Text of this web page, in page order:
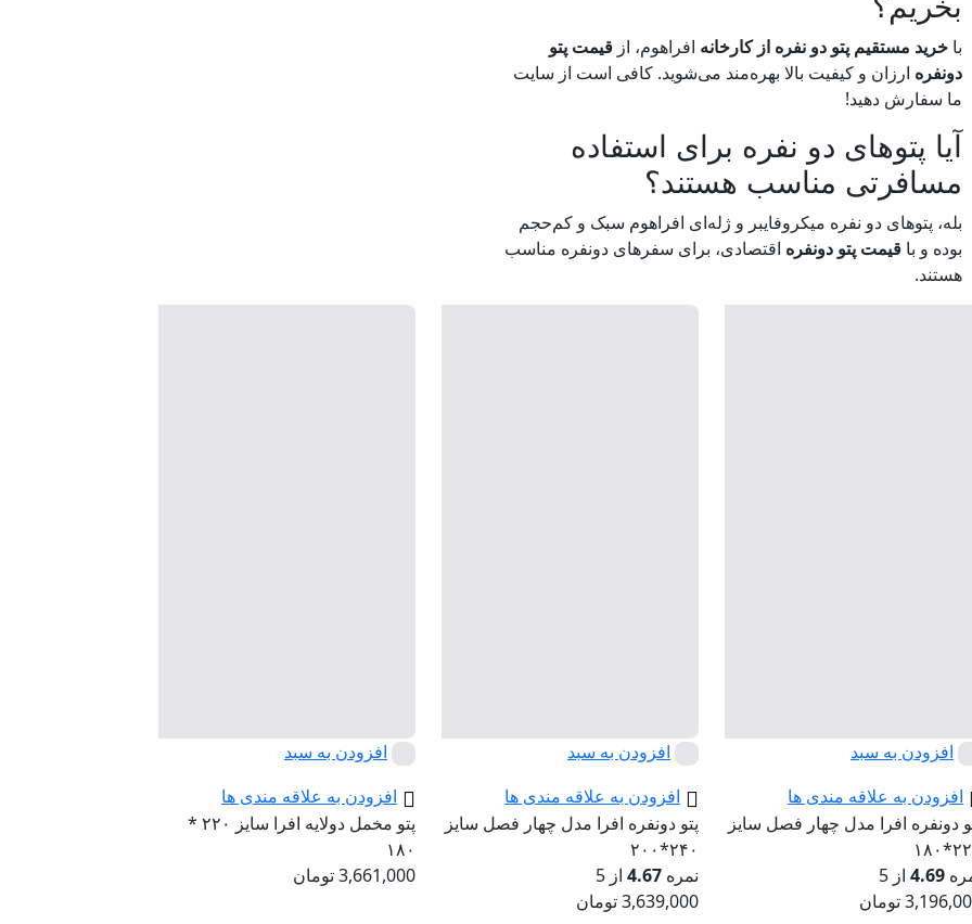
بخریم؟
با خرید مستقیم پتو دو نفره از کارخانه افراهوم، از قیمت پتو
دونفره ارزان و کیفیت بالا بهره‌مند می‌شوید. کافی است از سایت
ما سفارش دهید!
آیا پتوهای دو نفره برای استفاده
مسافرتی مناسب هستند؟
بله، پتوهای دو نفره میکروفایبر و ژله‌ای افراهوم سبک و کم‌حجم
بوده و با قیمت پتو دونفره اقتصادی، برای سفرهای دونفره مناسب
هستند.
افزودن به سبد
افزودن به علاقه مندی ها
دونفره افرا مدل چهار فصل سایز
4.69 از 5
تومان
افزودن به سبد
افزودن به علاقه مندی ها
پتو دونفره افرا مدل چهار فصل سایز
۲۴۰*۲۰۰
نمره 4.67از 5
3,639,000تومان
افزودن به سبد
افزودن به علاقه مندی ها
پتو مخمل دولایه افرا سایز ۲۲۰ *
۱۸۰
3,661,000تومان